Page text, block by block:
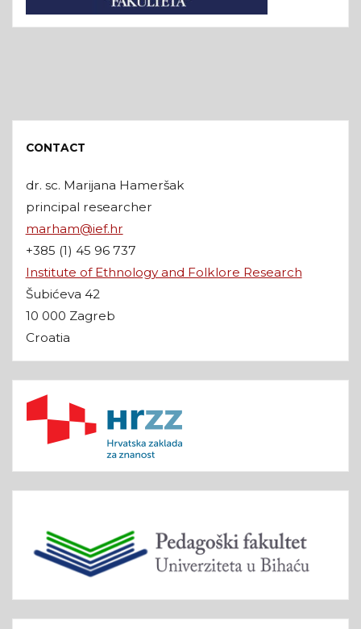
CONTACT
dr. sc. Marijana Hameršak
principal researcher
marham@ief.hr
+385 (1) 45 96 737
Institute of Ethnology and Folklore Research
Šubićeva 42
10 000 Zagreb
Croatia